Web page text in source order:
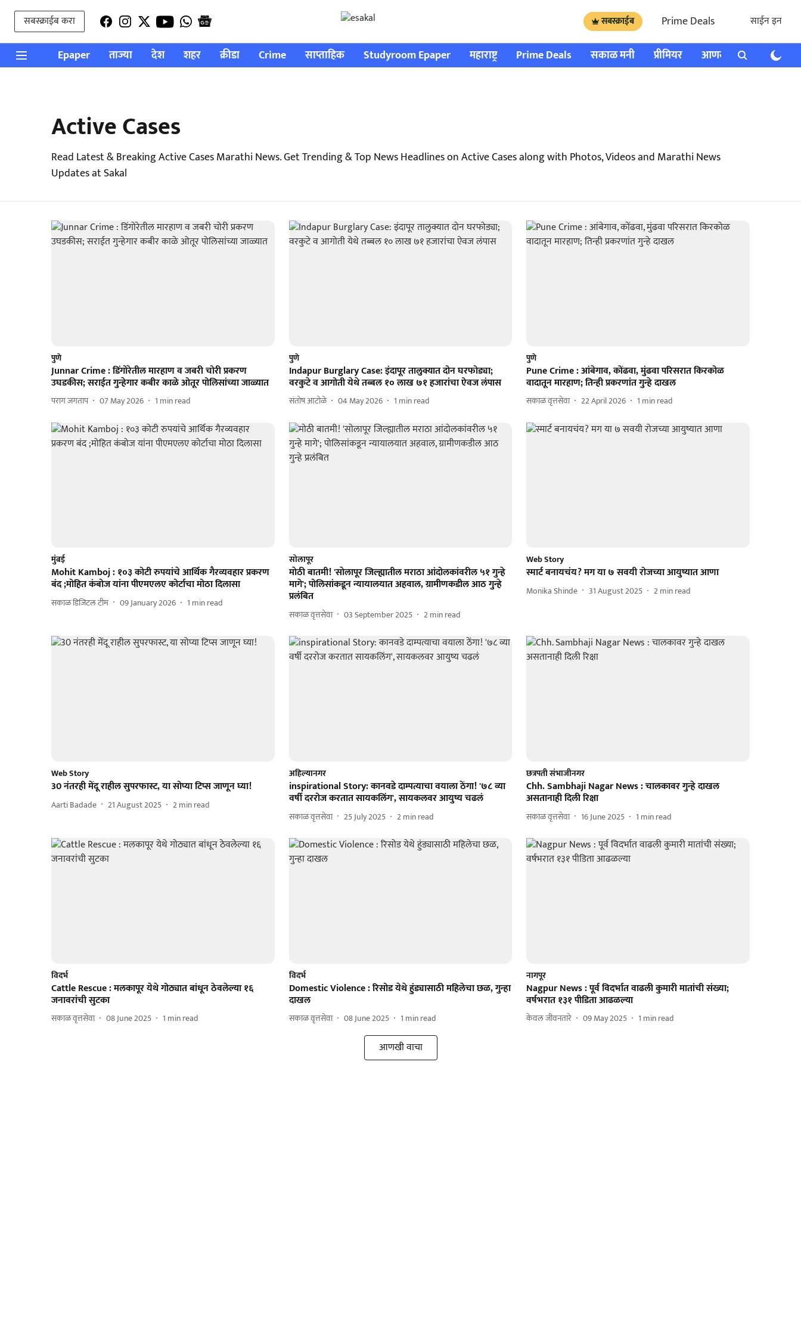
सबस्क्राईब करा सबस्क्राईब Prime Deals साईन इन
Epaper ताज्या देश शहर क्रीडा Crime साप्ताहिक Studyroom Epaper महाराष्ट्र Prime Deals सकाळ मनी प्रीमियर आणखी राशी भविष्य
Active Cases
Read Latest & Breaking Active Cases Marathi News. Get Trending & Top News Headlines on Active Cases along with Photos, Videos and Marathi News
Updates at Sakal
पुणे
Junnar Crime : डिंगोरेतील मारहाण व जबरी चोरी प्रकरण
उघडकीस; सराईत गुन्हेगार कबीर काळे ओतूर पोलिसांच्या जाळ्यात
पराग जगताप 07 May 2026 1 min read
पुणे
Indapur Burglary Case: इंदापूर तालुक्यात दोन घरफोड्या;
वरकुटे व आगोती येथे तब्बल १० लाख ७१ हजारांचा ऐवज लंपास
संतोष आटोळे 04 May 2026 1 min read
पुणे
Pune Crime : आंबेगाव, कोंढवा, मुंढवा परिसरात किरकोळ
वादातून मारहाण; तिन्ही प्रकरणांत गुन्हे दाखल
सकाळ वृत्तसेवा 22 April 2026 1 min read
मुंबई
Mohit Kamboj : १०३ कोटी रुपयांचे आर्थिक गैरव्यवहार प्रकरण
बंद ;मोहित कंबोज यांना पीएमएलए कोर्टाचा मोठा दिलासा
सकाळ डिजिटल टीम 09 January 2026 1 min read
सोलापूर
माेठी बातमी! 'साेलापूर जिल्ह्यातील मराठा आंदोलकांवरील ५१ गुन्हे
मागे'; पोलिसांकडून न्यायालयात अहवाल, ग्रामीणकडील आठ गुन्हे
प्रलंबित
सकाळ वृत्तसेवा 03 September 2025 2min read
Web Story
स्मार्ट बनायचंय? मग या ७ सवयी रोजच्या आयुष्यात आणा
Monika Shinde 31 August 2025 2min read
Web Story
30 नंतरही मेंदू राहील सुपरफास्ट, या सोप्या टिप्स जाणून घ्या!
Aarti Badade 21 August 2025 2min read
अहिल्यानगर
inspirational Story: कानवडे दाम्पत्याचा वयाला ठेंगा! '७८ व्या
वर्षी दररोज करतात सायकलिंग', सायकलवर आयुष्य चढलं
सकाळ वृत्तसेवा 25 July 2025 2min read
छत्रपती संभाजीनगर
Chh. Sambhaji Nagar News : चालकावर गुन्हे दाखल
असतानाही दिली रिक्षा
सकाळ वृत्तसेवा 16 June 2025 1 min read
विदर्भ
Cattle Rescue : मलकापूर येथे गोठ्यात बांधून ठेवलेल्या १६
जनावरांची सुटका
सकाळ वृत्तसेवा 08 June 2025 1 min read
विदर्भ
Domestic Violence : रिसोड येथे हुंड्यासाठी महिलेचा छळ, गुन्हा
दाखल
सकाळ वृत्तसेवा 08 June 2025 1 min read
नागपूर
Nagpur News : पूर्व विदर्भात वाढली कुमारी मातांची संख्या;
वर्षभरात १३१ पीडिता आढळल्या
केवल जीवनतारे 09 May 2025 1 min read
आणखी वाचा